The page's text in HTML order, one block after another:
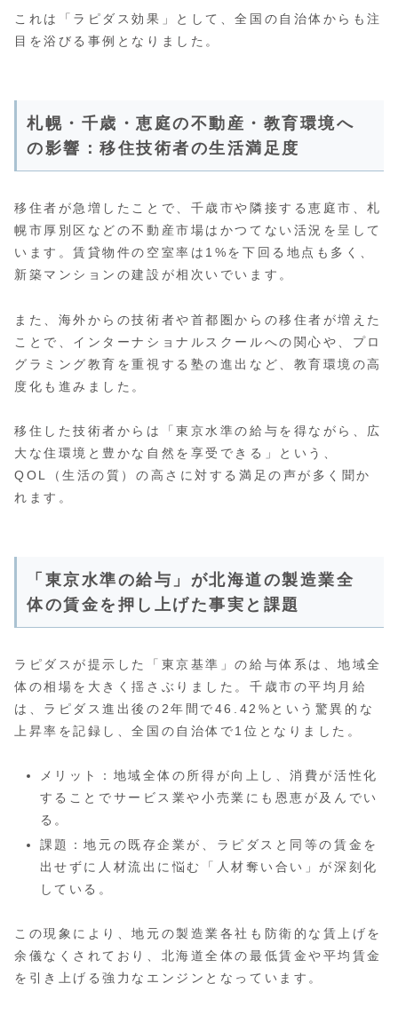
これは「ラピダス効果」として、全国の自治体からも注
目を浴びる事例となりました。
札幌・千歳・恵庭の不動産・教育環境へ
の影響：移住技術者の生活満足度
移住者が急増したことで、千歳市や隣接する恵庭市、札
幌市厚別区などの不動産市場はかつてない活況を呈して
います。賃貸物件の空室率は1%を下回る地点も多く、
新築マンションの建設が相次いでいます。
また、海外からの技術者や首都圏からの移住者が増えた
ことで、インターナショナルスクールへの関心や、プロ
グラミング教育を重視する塾の進出など、教育環境の高
度化も進みました。
移住した技術者からは「東京水準の給与を得ながら、広
大な住環境と豊かな自然を享受できる」という、
QOL（生活の質）の高さに対する満足の声が多く聞か
れます。
「東京水準の給与」が北海道の製造業全
体の賃金を押し上げた事実と課題
ラピダスが提示した「東京基準」の給与体系は、地域全
体の相場を大きく揺さぶりました。千歳市の平均月給
は、ラピダス進出後の2年間で46.42%という驚異的な
上昇率を記録し、全国の自治体で1位となりました。
メリット：地域全体の所得が向上し、消費が活性化
することでサービス業や小売業にも恩恵が及んでい
る。
課題：地元の既存企業が、ラピダスと同等の賃金を
出せずに人材流出に悩む「人材奪い合い」が深刻化
している。
この現象により、地元の製造業各社も防衛的な賃上げを
余儀なくされており、北海道全体の最低賃金や平均賃金
を引き上げる強力なエンジンとなっています。